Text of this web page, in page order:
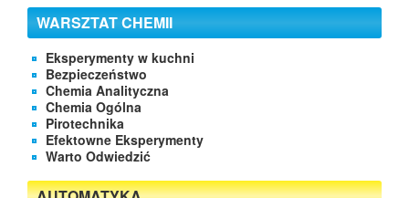
WARSZTAT CHEMII
Eksperymenty w kuchni
Bezpieczeństwo
Chemia Analityczna
Chemia Ogólna
Pirotechnika
Efektowne Eksperymenty
Warto Odwiedzić